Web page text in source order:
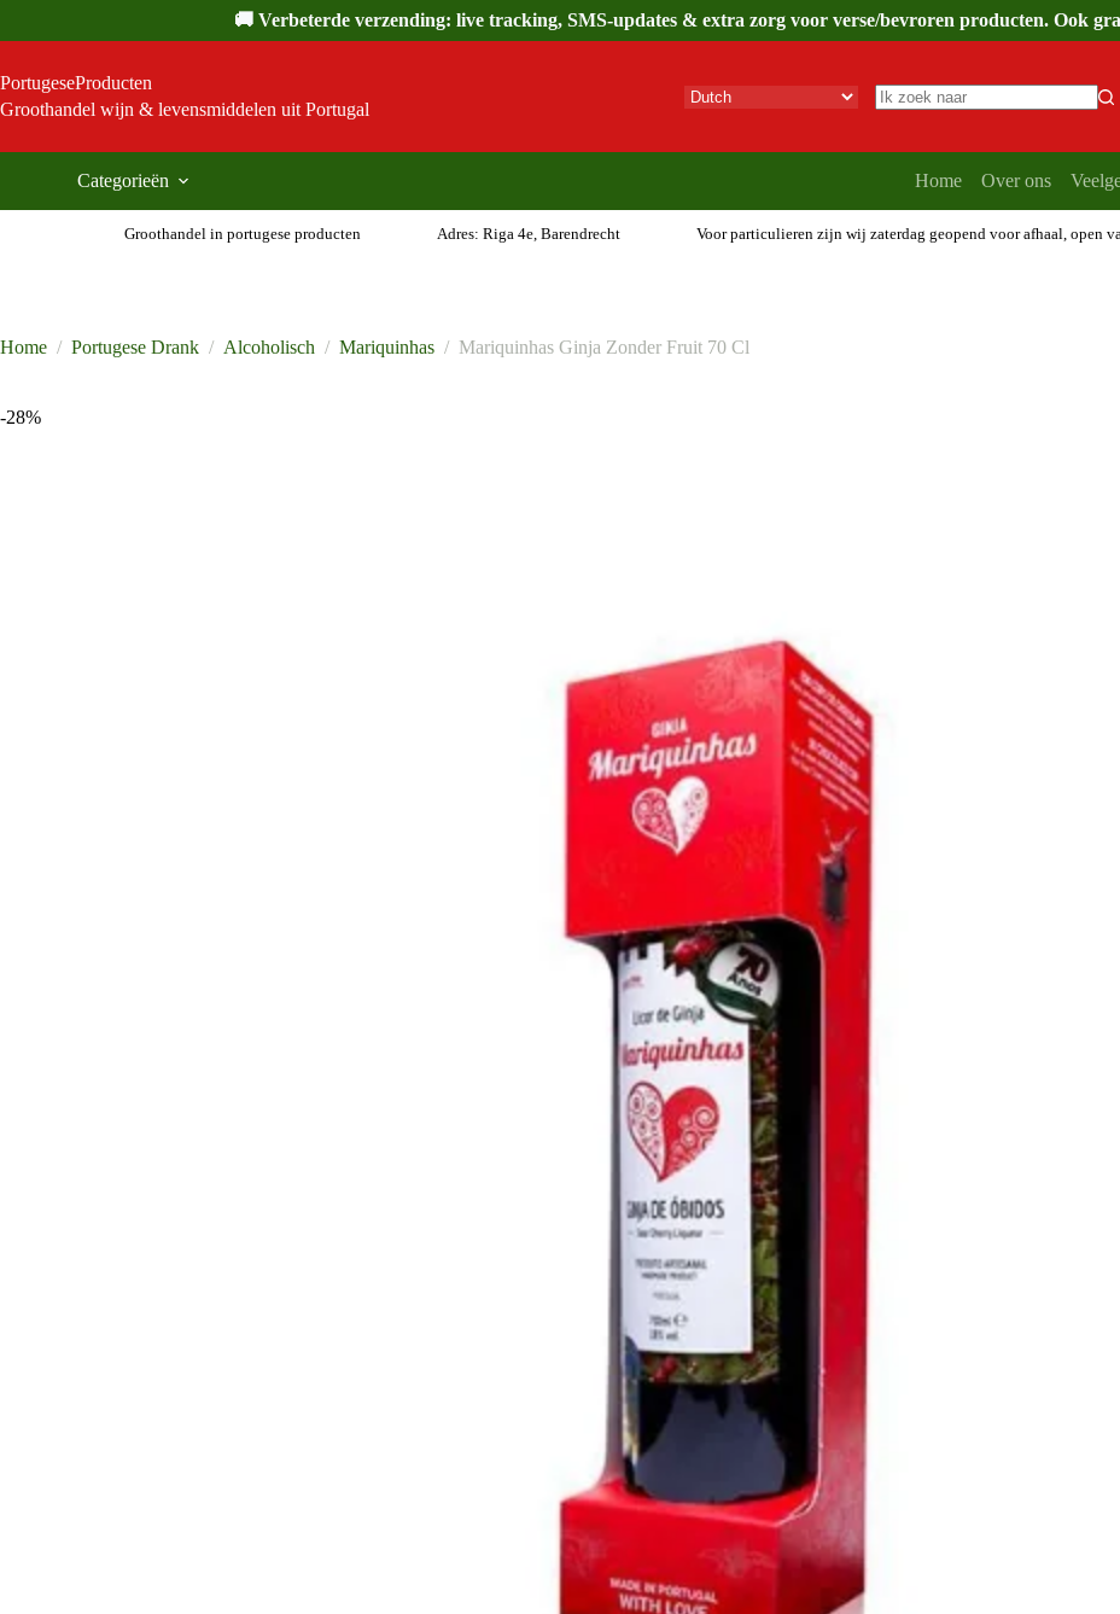
inhoud
🚚 Verbeterde verzending: live tracking, SMS-updates & extra zorg voor verse/bevroren producten. Ook
PortugeseProducten
Groothandel wijn & levensmiddelen uit Portugal
Categorieën Home Over ons
Groothandel in portugese producten Adres: Riga 4e, Barendrecht Voor particulieren zijn wij zaterdag geopend voor afhaal, open
Home / Portugese Drank / Alcoholisch / Mariquinhas / Mariquinhas Ginja Zonder Fruit 70 Cl
-28%